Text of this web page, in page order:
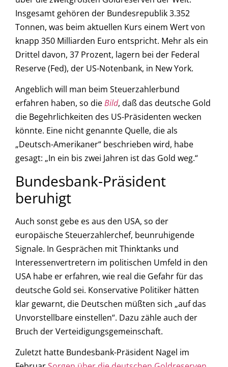
Insgesamt gehören der Bundesrepublik 3.352
Tonnen, was beim aktuellen Kurs einem Wert von
knapp 350 Milliarden Euro entspricht. Mehr als ein
Drittel davon, 37 Prozent, lagern bei der Federal
Reserve (Fed), der US-Notenbank, in New York.
Angeblich will man beim Steuerzahlerbund
erfahren haben, so dieBild, daß das deutsche Gold
die Begehrlichkeiten des US-Präsidenten wecken
könnte. Eine nicht genannte Quelle, die als
„Deutsch-Amerikaner“ beschrieben wird, habe
gesagt: „In ein bis zwei Jahren ist das Gold weg.“
Bundesbank-Präsident
beruhigt
Auch sonst gebe es aus den USA, so der
europäische Steuerzahlerchef, beunruhigende
Signale. In Gesprächen mit Thinktanks und
Interessenvertretern im politischen Umfeld in den
USA habe er erfahren, wie real die Gefahr für das
deutsche Gold sei. Konservative Politiker hätten
klar gewarnt, die Deutschen müßten sich „auf das
Unvorstellbare einstellen“. Dazu zähle auch der
Bruch der Verteidigungsgemeinschaft.
Zuletzt hatte Bundesbank-Präsident Nagel im